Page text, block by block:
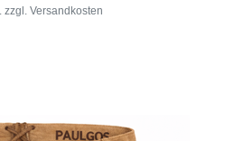
zzgl. Versandkosten